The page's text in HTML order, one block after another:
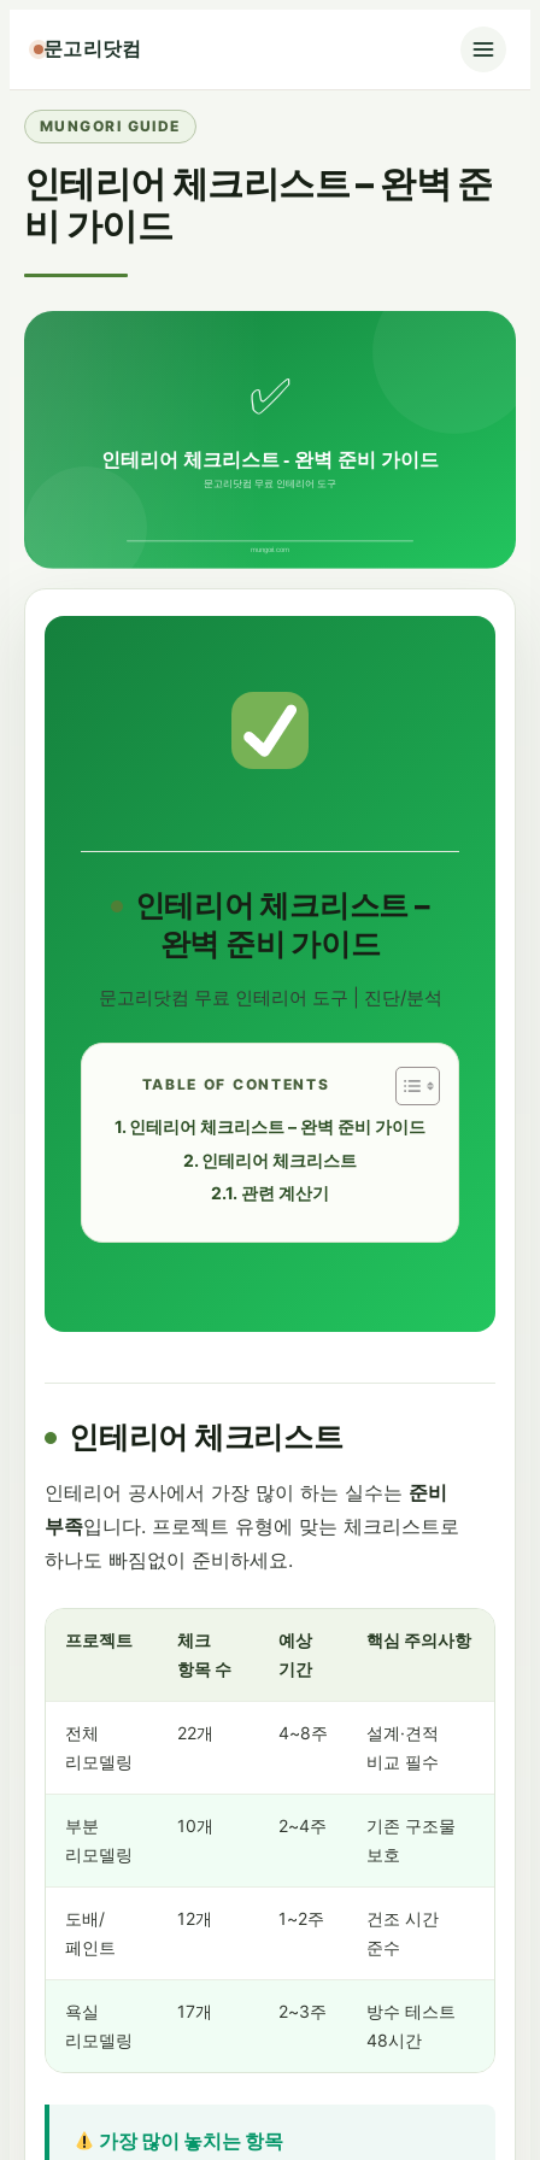
츠
로
로
가
기
문고리닷컴
인테리어 체크리스트 – 완벽 준
비 가이드
인테리어 체크리스트 –
완벽 준비 가이드
문고리닷컴 무료 인테리어 도구 | 진단/분석
TABLE OF CONTENTS
인테리어 체크리스트 – 완벽 준비 가이드
인테리어 체크리스트
관련 계산기
인테리어 체크리스트
인테리어 공사에서 가장 많이 하는 실수는 준비
부족입니다. 프로젝트 유형에 맞는 체크리스트로
하나도 빠짐없이 준비하세요.
프로젝트
체크
항목 수
예상
기간
핵심 주의사항
전체
리모델링
22개 4~8주
설계·견적
비교 필수
부분
리모델링
10개 2~4주
기존 구조물
보호
도배/
페인트
12개 1~2주
건조 시간
준수
욕실
리모델링
17개 2~3주
방수 테스트
48시간
가장 많이 놓치는 항목